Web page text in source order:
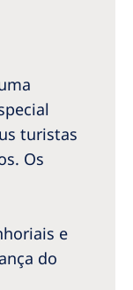
turistas
Os
e
do